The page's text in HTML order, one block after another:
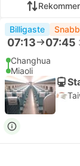
Billigaste
07:13 07:45
Changhua
Miaoli